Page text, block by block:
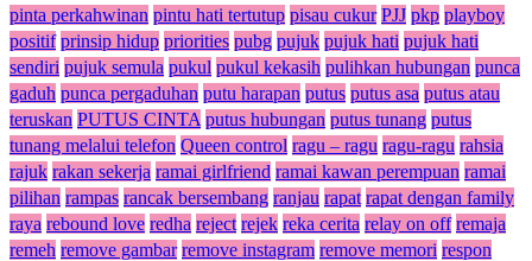
pinta perkahwinan pintu hati tertutup pisau cukur PJJ pkp playboy
positif prinsip hidup priorities pubg pujuk pujuk hati pujuk hati
sendiri pujuk semula pukul pukul kekasih pulihkan hubungan punca
gaduh punca pergaduhan putu harapan putus putus asa putus atau
teruskan PUTUS CINTA putus hubungan putus tunang putus
tunang melalui telefon Queen control ragu – ragu ragu-ragu rahsia
rajuk rakan sekerja ramai girlfriend ramai kawan perempuan ramai
pilihan rampas rancak bersembang ranjau rapat rapat dengan family
raya rebound love redha reject rejek reka cerita relay on off remaja
remeh remove gambar remove instagram remove memori respon